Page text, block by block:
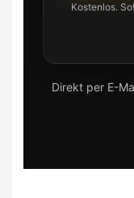
Kostenlos.
Direkt per E-